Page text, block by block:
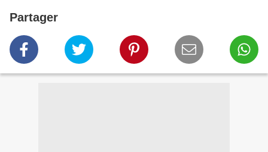
Partager